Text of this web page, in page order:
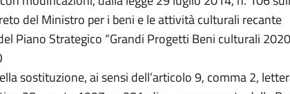
del Ministro per i beni e le attività culturali recante
Piano Strategico “Grandi Progetti Beni culturali
sostituzione, ai sensi dell’articolo 9, comma 2,